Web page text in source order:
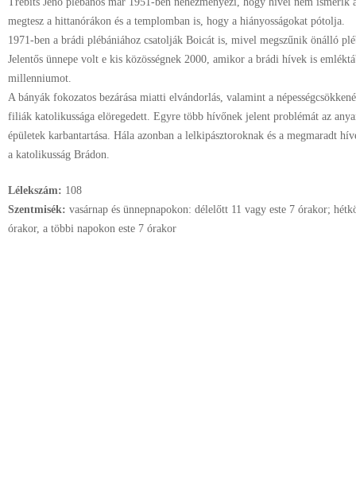
megtesz a hittanórákon és a templomban is, hogy a hiányosságokat pótolja.
1971-ben a brádi plébániához csatolják Boicát is, mivel megszűnik önálló
Jelentős ünnepe volt e kis közösségnek 2000, amikor a brádi hívek is
millenniumot.
A bányák fokozatos bezárása miatti elvándorlás, valamint a
filiák katolikussága elöregedett. Egyre több hívőnek jelent problémát az
épületek karbantartása. Hála azonban a lelkipásztoroknak és a megmaradt
a katolikusság Brádon.
Lélekszám: 108
Szentmisék: vasárnap és ünnepnapokon: délelőtt 11 vagy este 7 órakor;
órakor, a többi napokon este 7 órakor